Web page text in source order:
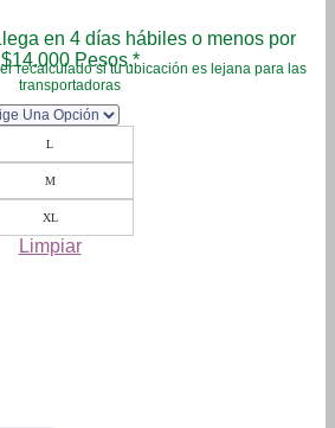
en 4 días hábiles o menos por
$14.000 Pesos.*
recalculado si tu ubicación es lejana para las
transportadoras
L
M
XL
Limpiar